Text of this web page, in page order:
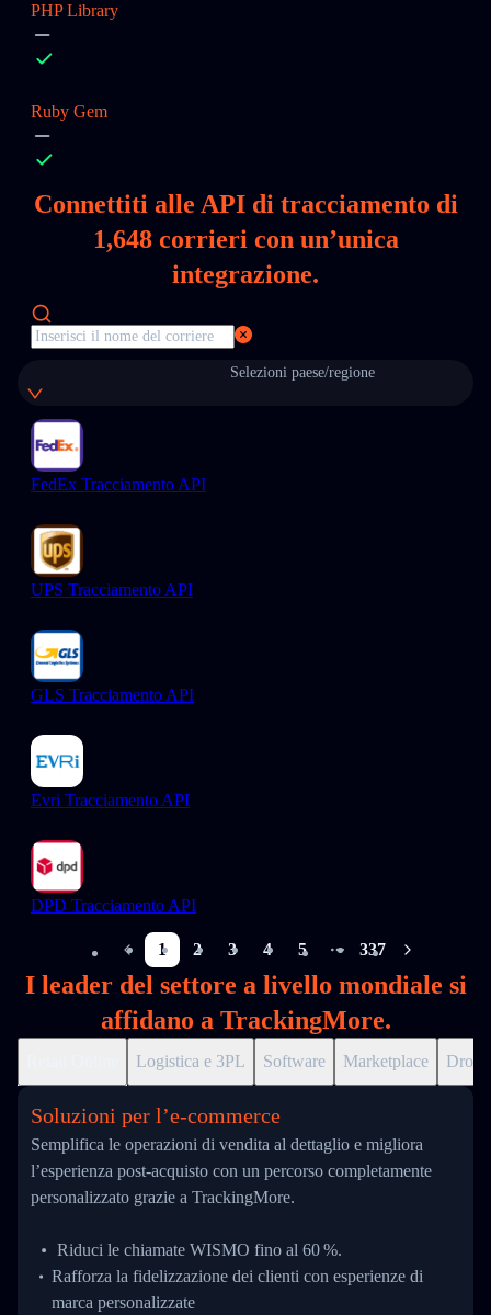
PHP Library
Ruby Gem
Connettiti alle API di tracciamento di
1,648corrieri con un’unica
integrazione.
Selezioni paese/regione
FedEx Tracciamento API
UPS Tracciamento API
GLS Tracciamento API
Evri Tracciamento API
DPD Tracciamento API
1 2 3 4 5
More pages
337
I leader del settore a livello mondiale si
affidano a TrackingMore.
Logistica e 3PL Software Marketplace
Soluzioni per l’e‑commerce
Semplifica le operazioni di vendita al dettaglio e migliora
l’esperienza post-acquisto con un percorso completamente
personalizzato grazie a TrackingMore.
Riduci le chiamate WISMO fino al 60 %.
Rafforza la fidelizzazione dei clienti con esperienze di
marca personalizzate